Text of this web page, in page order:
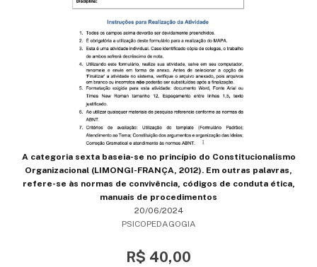
A categoria sexta baseia-se no princípio do Constitucionalismo
Organizacional (LIMONGI-FRANÇA, 2012). Em outras palavras,
refere-se às normas de convivência, códigos de conduta ética,
manuais de procedimentos
20/06/2024
PSICOPEDAGOGIA
R$ 40,00